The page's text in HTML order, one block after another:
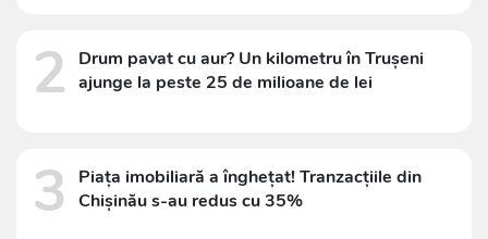
2
Drum pavat cu aur? Un kilometru în Trușeni
ajunge la peste 25 de milioane de lei
3
Piața imobiliară a înghețat! Tranzacțiile din
Chișinău s-au redus cu 35%